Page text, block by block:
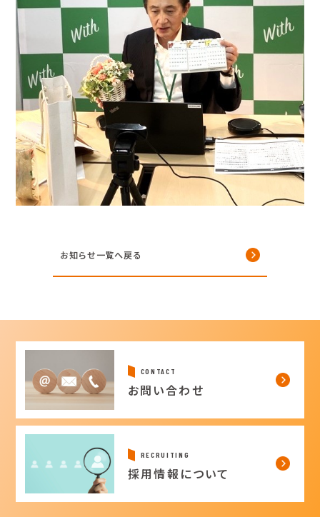
お知らせ一覧へ戻る
CONTACT
お問い合わせ
RECRUITING
採用情報について